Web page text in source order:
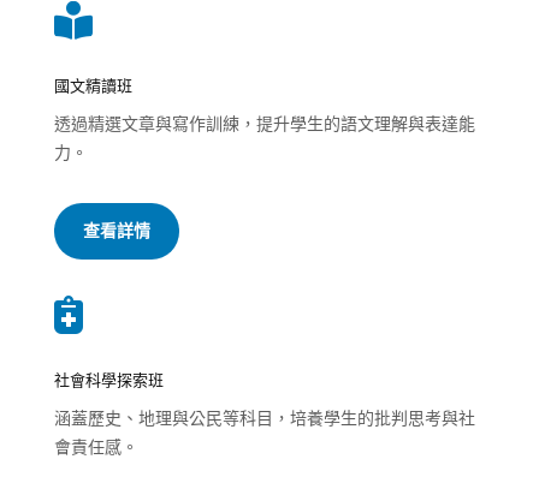

國文精讀班
透過精選文章與寫作訓練，提升學生的語文理解與表達能
力。
查看詳情

社會科學探索班
涵蓋歷史、地理與公民等科目，培養學生的批判思考與社
會責任感。